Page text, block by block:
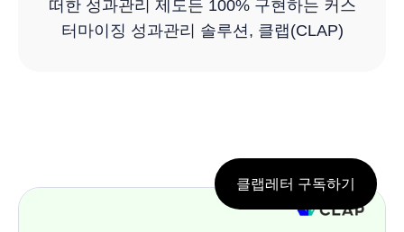
떠한 성과관리 제도든 100% 구현하는 커스
터마이징 성과관리 솔루션, 클랩(CLAP)
클랩레터 구독하기